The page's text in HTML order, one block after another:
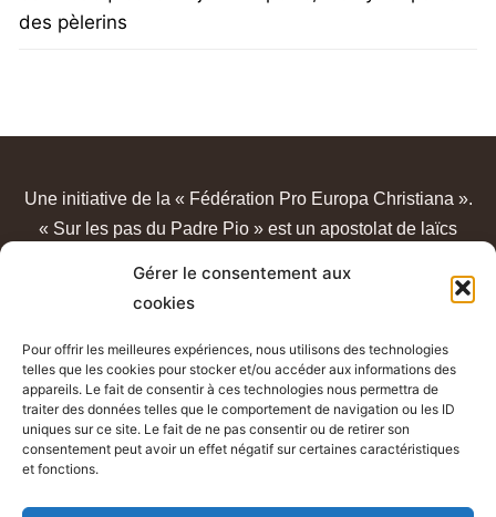
Gérer le consentement aux
cookies
Pour offrir les meilleures expériences, nous utilisons des technologies
telles que les cookies pour stocker et/ou accéder aux informations des
appareils. Le fait de consentir à ces technologies nous permettra de
traiter des données telles que le comportement de navigation ou les ID
uniques sur ce site. Le fait de ne pas consentir ou de retirer son
consentement peut avoir un effet négatif sur certaines caractéristiques
et fonctions.
des pèlerins
Une initiative de la « Fédération Pro Europa Christiana ».
« Sur les pas du Padre Pio » est un apostolat de laïcs